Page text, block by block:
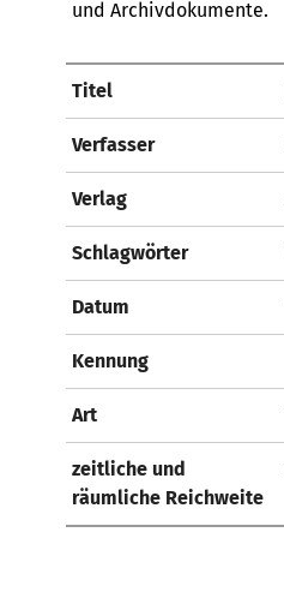
und Archivdokumente.
Titel
Verfasser
Verlag
Schlagwörter
Datum
Kennung
Art
zeitliche und
räumliche Reichweite